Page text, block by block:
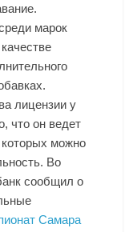
марок
лицензии у
что он ведет
можно
Во
сообщил о
Самара